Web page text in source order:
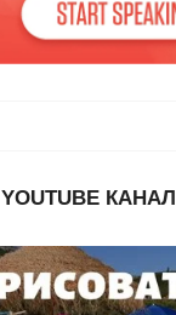
YOUTUBE КАНАЛ